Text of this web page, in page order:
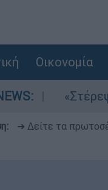
Οικονομία
«Στέρεψε» η
➔ Δείτε τα